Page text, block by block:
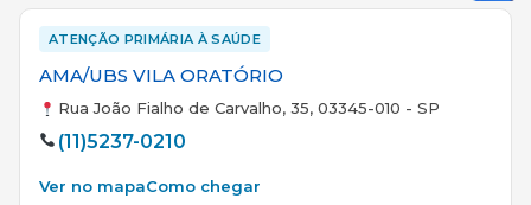
ATENÇÃO PRIMÁRIA À SAÚDE
AMA/UBS VILA ORATÓRIO
Rua João Fialho de Carvalho, 35, 03345-010 - SP
(11)5237-0210
Ver no mapaComo chegar